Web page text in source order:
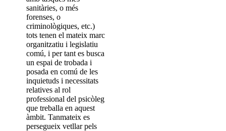
sanitàries, o més
forenses, o
criminològiques, etc.)
tots tenen el mateix marc
organitzatiu i legislatiu
comú, i per tant es busca
un espai de trobada i
posada en comú de les
inquietuds i necessitats
relatives al rol
professional del psicòleg
que treballa en aquest
àmbit. Tanmateix es
persegueix vetllar pels